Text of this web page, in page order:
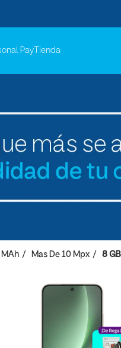
Pay Tienda
MAh Mas De 10 Mpx 8 GB